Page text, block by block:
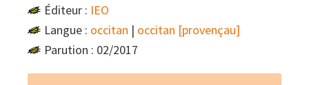
Éditeur : IEO
Langue : occitan | occitan [provençau]
Parution : 02/2017